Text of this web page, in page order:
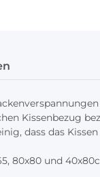
Kissenbezug
dass das
80x80 und